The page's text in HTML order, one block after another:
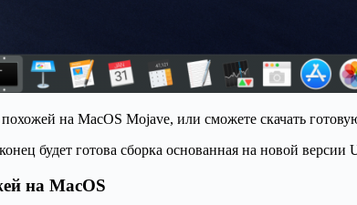
на MacOS Mojave, или сможете скачать
будет готова сборка основанная на новой
на MacOS